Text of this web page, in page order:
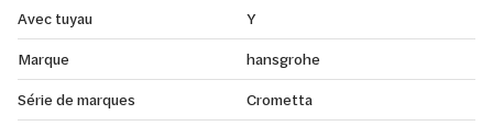
Avec tuyau
Y
Marque
hansgrohe
Série de marques
Crometta